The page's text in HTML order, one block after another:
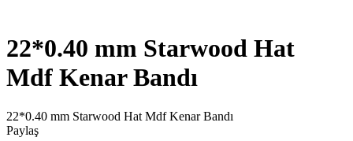
22*0.40 mm Starwood Hat
Mdf Kenar Bandı
22*0.40 mm Starwood Hat Mdf Kenar Bandı
Paylaş